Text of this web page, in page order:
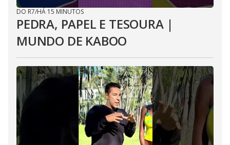
DO R7/HÁ 15 MINUTOS
PEDRA, PAPEL E TESOURA |
MUNDO DE KABOO